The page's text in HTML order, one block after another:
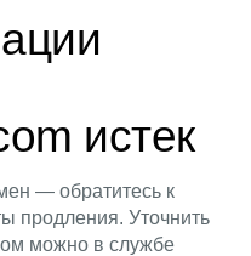
истек
— обратитесь к
продления. Уточнить
можно в службе